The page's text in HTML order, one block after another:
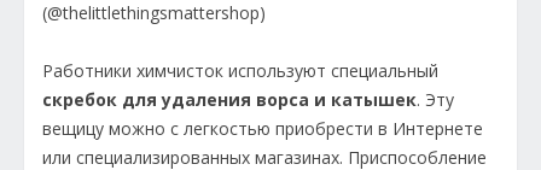
(@thelittlethingsmattershop)
Работники химчисток используют специальный
скребок для удаления ворса и катышек. Эту
вещицу можно с легкостью приобрести в Интернете
или специализированных магазинах. Приспособление